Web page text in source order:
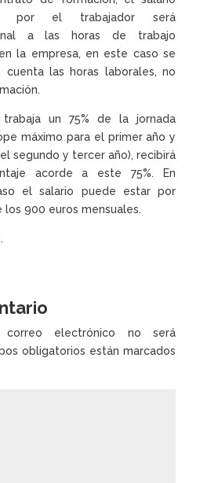
por el trabajador será
a las horas de trabajo
la empresa, en este caso se
cuenta las horas laborales, no
un 75% de la jornada
máximo para el primer año y
segundo y tercer año), recibirá
acorde a este 75%. En
el salario puede estar por
los 900 euros mensuales.
electrónico no será
obligatorios están marcados